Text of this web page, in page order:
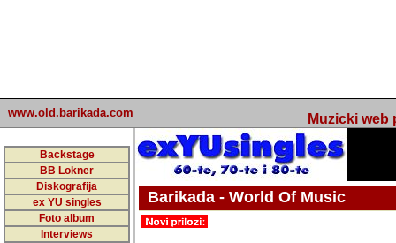
www.old.barikada.com Muzicki web
Backstage
BB Lokner
Diskografija
ex YU singles
Foto album
Interviews
Barikada - World Of Music